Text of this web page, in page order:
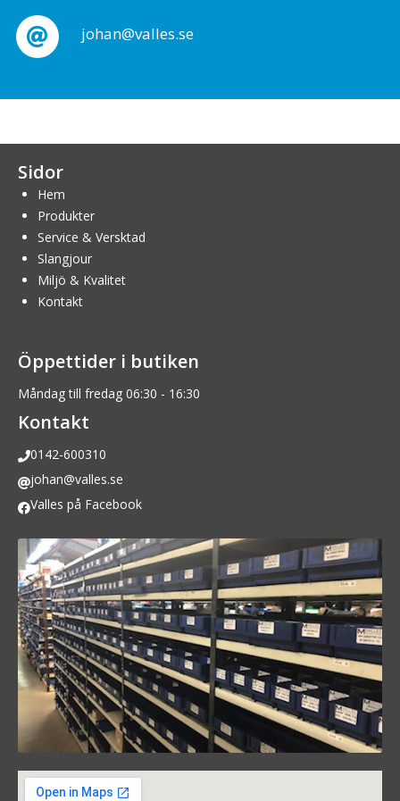
johan@valles.se
Sidor
Hem
Produkter
Service & Versktad
Slangjour
Miljö & Kvalitet
Kontakt
Öppettider i butiken
Måndag till fredag 06:30 - 16:30
Kontakt
0142-600310
johan@valles.se
Valles på Facebook